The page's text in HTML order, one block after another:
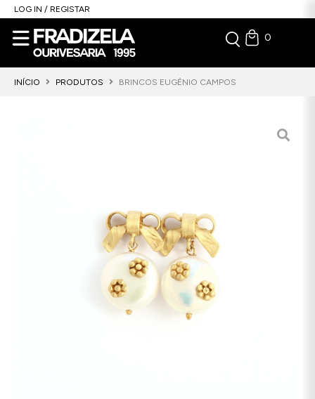
LOG IN / REGISTAR
0
INÍCIO PRODUTOS BRINCOS EUGÉNIO CAMPOS